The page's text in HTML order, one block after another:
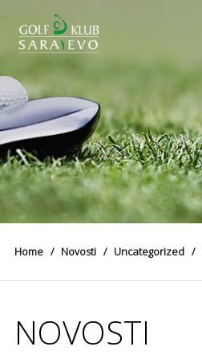
Home Novosti Uncategorized
NOVOSTI